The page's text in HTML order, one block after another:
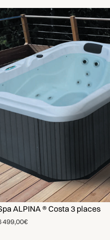
ALPINA ® Costa 3 places
499,00€